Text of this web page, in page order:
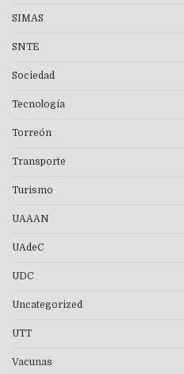
SIMAS
SNTE
Sociedad
Tecnología
Torreón
Transporte
Turismo
UAAAN
UAdeC
UDC
Uncategorized
UTT
Vacunas